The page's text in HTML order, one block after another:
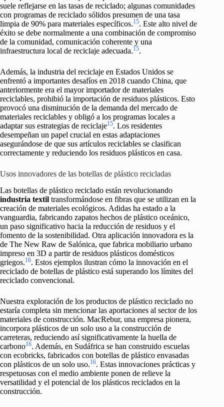
suele reflejarse en las tasas de reciclado; algunas comunidades
con programas de reciclado sólidos presumen de una tasa
limpia de 90% para materiales específicos.15. Este alto nivel de
éxito se debe normalmente a una combinación de compromiso
de la comunidad, comunicación coherente y una
infraestructura local de reciclaje adecuada.15.
Además, la industria del reciclaje en Estados Unidos se
enfrentó a importantes desafíos en 2018 cuando China, que
anteriormente era el mayor importador de materiales
reciclables, prohibió la importación de residuos plásticos. Esto
provocó una disminución de la demanda del mercado de
materiales reciclables y obligó a los programas locales a
adaptar sus estrategias de reciclaje15. Los residentes
desempeñan un papel crucial en estas adaptaciones
asegurándose de que sus artículos reciclables se clasifican
correctamente y reduciendo los residuos plásticos en casa.
Usos innovadores de las botellas de plástico recicladas
Las botellas de plástico reciclado están revolucionando
industria textil transformándose en fibras que se utilizan en la
creación de materiales ecológicos. Adidas ha estado a la
vanguardia, fabricando zapatos hechos de plástico oceánico,
un paso significativo hacia la reducción de residuos y el
fomento de la sostenibilidad. Otra aplicación innovadora es la
de The New Raw de Salónica, que fabrica mobiliario urbano
impreso en 3D a partir de residuos plásticos domésticos
griegos.16. Estos ejemplos ilustran cómo la innovación en el
reciclado de botellas de plástico está superando los límites del
reciclado convencional.
Nuestra exploración de los productos de plástico reciclado no
estaría completa sin mencionar las aportaciones al sector de los
materiales de construcción. MacRebur, una empresa pionera,
incorpora plásticos de un solo uso a la construcción de
carreteras, reduciendo así significativamente la huella de
carbono16. Además, en Sudáfrica se han construido escuelas
con ecobricks, fabricados con botellas de plástico envasadas
con plásticos de un solo uso.16. Estas innovaciones prácticas y
respetuosas con el medio ambiente ponen de relieve la
versatilidad y el potencial de los plásticos reciclados en la
construcción.